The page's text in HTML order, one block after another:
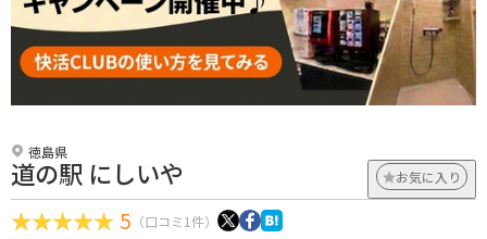
徳島県
道の駅 にしいや お気に入り
5 （口コミ1件）